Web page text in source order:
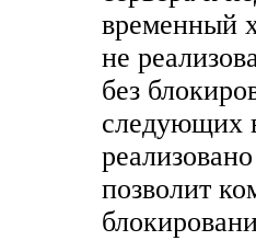
временный
не
без
следующих
позволит